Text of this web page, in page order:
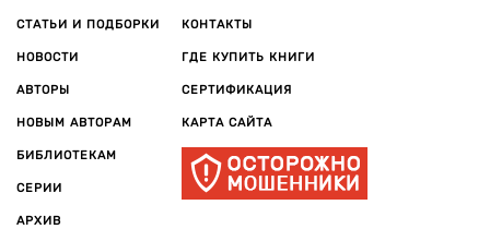
СТАТЬИ И ПОДБОРКИ
НОВОСТИ
АВТОРЫ
НОВЫМ АВТОРАМ
БИБЛИОТЕКАМ
СЕРИИ
АРХИВ
КОНТАКТЫ
ГДЕ КУПИТЬ КНИГИ
СЕРТИФИКАЦИЯ
КАРТА САЙТА